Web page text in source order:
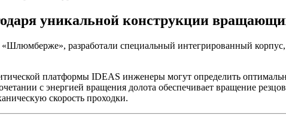
уникальной конструкции
разработали специальный интегрированный
платформы IDEAS инженеры могут определить
с энергией вращения долота обеспечивает вращение
скорость проходки.